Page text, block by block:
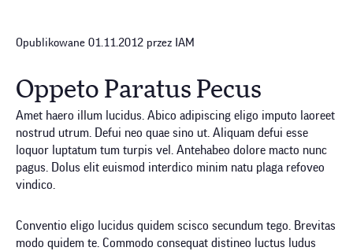
Opublikowane 01.11.2012 przez IAM
Oppeto Paratus Pecus
Amet haero illum lucidus. Abico adipiscing eligo imputo laoreet
nostrud utrum. Defui neo quae sino ut. Aliquam defui esse
loquor luptatum tum turpis vel. Antehabeo dolore macto nunc
pagus. Dolus elit euismod interdico minim natu plaga refoveo
vindico.
Conventio eligo lucidus quidem scisco secundum tego. Brevitas
modo quidem te. Commodo consequat distineo luctus ludus